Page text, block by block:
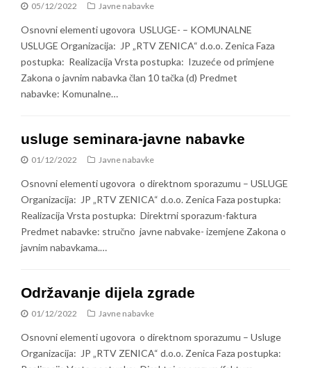
05/12/2022 Javne nabavke
Osnovni elementi ugovora USLUGE- – KOMUNALNE
USLUGE Organizacija: JP „RTV ZENICA“ d.o.o. Zenica Faza
postupka: Realizacija Vrsta postupka: Izuzeće od primjene
Zakona o javnim nabavka član 10 tačka (d) Predmet
nabavke: Komunalne…
usluge seminara-javne nabavke
01/12/2022 Javne nabavke
Osnovni elementi ugovora o direktnom sporazumu – USLUGE
Organizacija: JP „RTV ZENICA“ d.o.o. Zenica Faza postupka:
Realizacija Vrsta postupka: Direktrni sporazum-faktura
Predmet nabavke: stručno javne nabvake- izemjene Zakona o
javnim nabavkama.…
Održavanje dijela zgrade
01/12/2022 Javne nabavke
Osnovni elementi ugovora o direktnom sporazumu – Usluge
Organizacija: JP „RTV ZENICA“ d.o.o. Zenica Faza postupka: